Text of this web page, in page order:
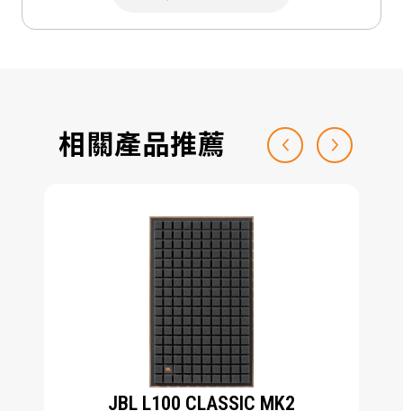
相關產品推薦
JBL L100 CLASSIC MK2